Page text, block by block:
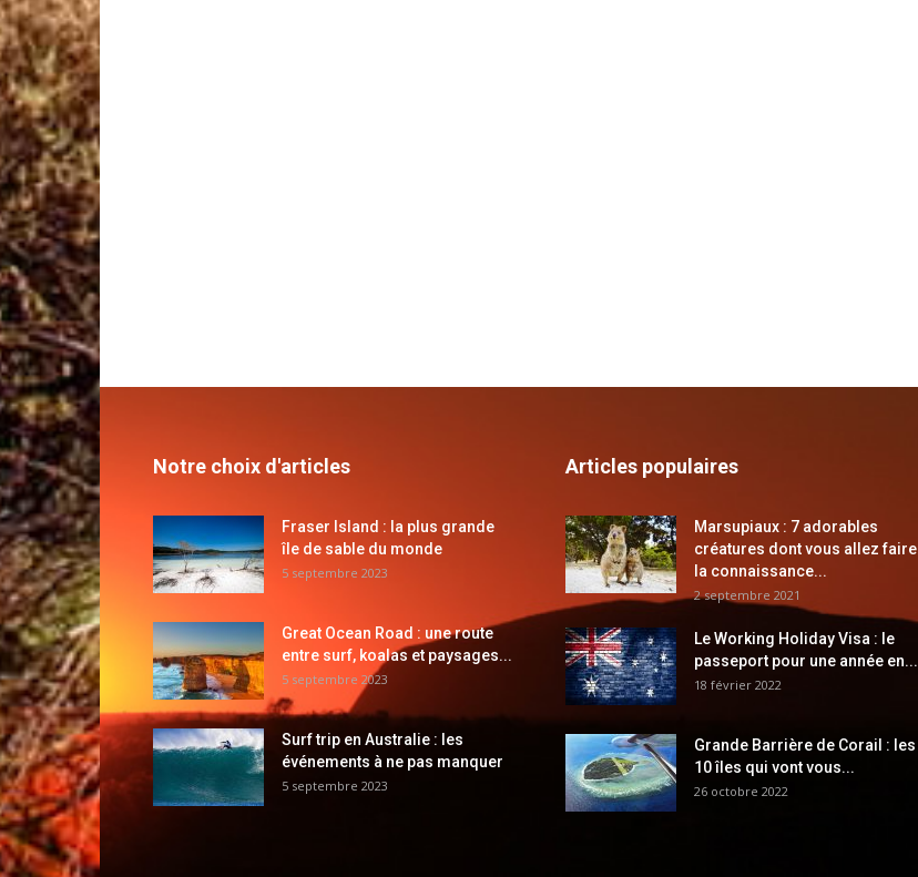
Notre choix d'articles
Fraser Island : la plus grande
île de sable du monde
5 septembre 2023
Great Ocean Road : une route
entre surf, koalas et paysages...
5 septembre 2023
Surf trip en Australie : les
événements à ne pas manquer
5 septembre 2023
Articles populaires
Marsupiaux : 7 adorables
créatures dont vous allez faire
la connaissance...
2 septembre 2021
Le Working Holiday Visa : le
passeport pour une année en...
18 février 2022
Grande Barrière de Corail : les
10 îles qui vont vous...
26 octobre 2022